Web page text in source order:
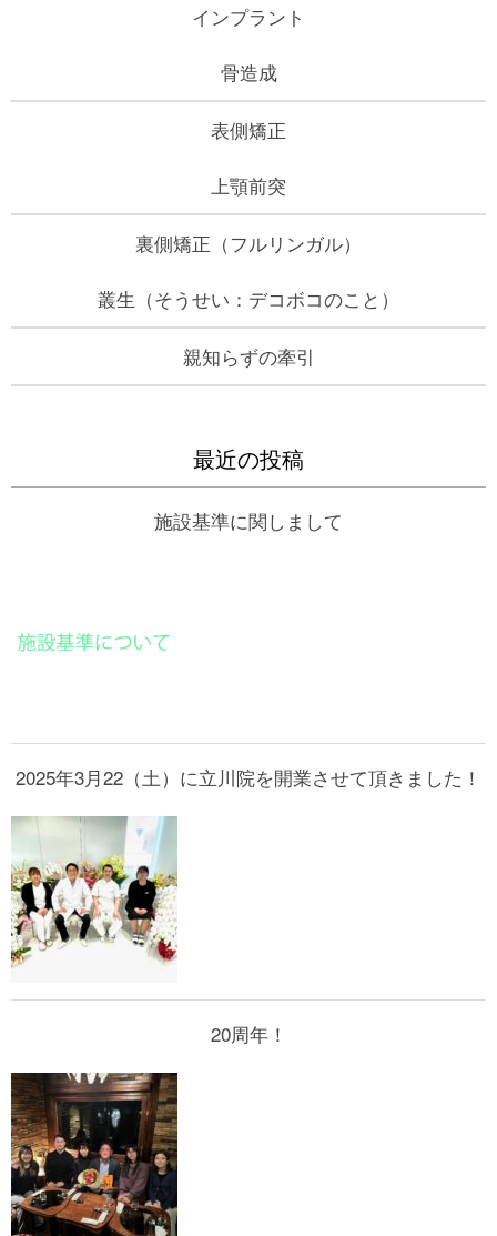
インプラント
骨造成
表側矯正
上顎前突
裏側矯正（フルリンガル）
叢生（そうせい：デコボコのこと）
親知らずの牽引
最近の投稿
施設基準に関しまして
2025年3月22（土）に立川院を開業させて頂きました！
20周年！